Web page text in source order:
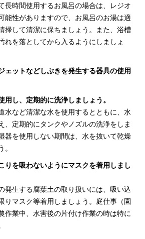
長時間使用するお風呂の場合は、レジオ
能性がありますので、お風呂のお湯は適
掃して清潔に保ちましょう。また、浴槽
れを落としてから入るようにしましょ
ェットなどしぶきを発生する器具の使用
用し、定期的に洗浄しましょう。
水など清潔な水を使用するとともに、水
、定期的にタンクやノズルの洗浄をしま
器を使用しない期間は、水を抜いて乾燥
。
りを吸わないようにマスクを着用しまし
発生する腐葉土の取り扱いには、吸い込
りマスク等着用しましょう。庭仕事（園
作業中、水害後の片付け作業の時は特に